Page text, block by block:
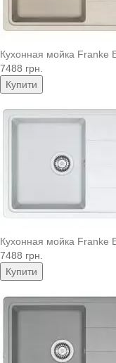
Кухонная мойка Franke
7488 грн.
Купити
Кухонная мойка Franke
7488 грн.
Купити